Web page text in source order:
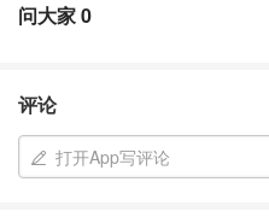
问大家0
评论
打开App写评论